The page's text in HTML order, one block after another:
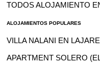
TODOS ALOJAMIENTO
ALOJAMIENTOS POPULARES
VILLA NALANI EN
APARTMENT SOLERO